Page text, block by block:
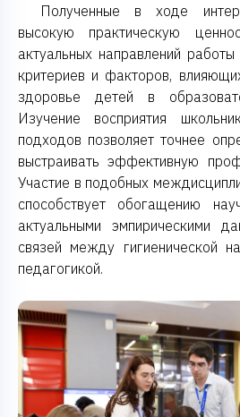
Полученные в ходе
высокую практическую
актуальных направлений
критериев и факторов,
здоровье детей в
Изучение восприятия
подходов позволяет точнее
выстраивать эффективную
Участие в подобных
способствует обогащению
актуальными эмпирическими
связей между гигиенической
педагогикой.